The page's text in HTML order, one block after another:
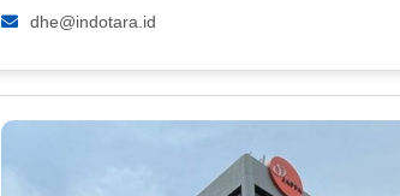
dhe@indotara.id